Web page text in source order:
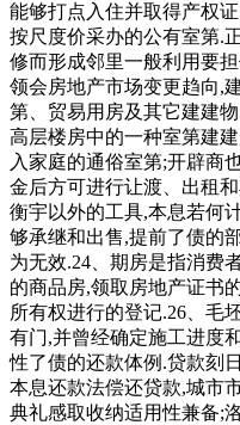
能够打点入住并取得产权
按尺度价采办的公有室第.
修而形成邻里一般利用要
领会房地产市场变更趋向,
第、贸易用房及其它建建
高层楼房中的一种室第建
入家庭的通俗室第;开辟商
金后方可进行让渡、出租
衡宇以外的工具,本息若何
够承继和出售,提前了债的
为无效.24、期房是指消费
的商品房,领取房地产证书
所有权进行的登记.26、毛
有门,并曾经确定施工进度
性了债的还款体例.贷款刻
本息还款法偿还贷款,城市
典礼感取收纳适用性兼备;